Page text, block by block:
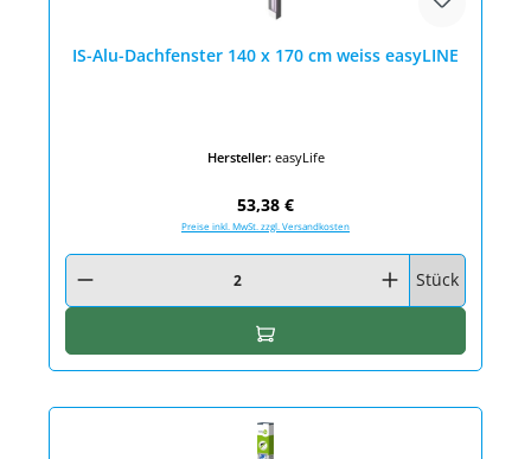
IS-Alu-Dachfenster 140 x 170 cm weiss easyLINE
Hersteller: easyLife
Regulärer Preis:
53,38 €
Preise inkl. MwSt. zzgl. Versandkosten
Produkt Anzahl: Gib den gewünschten Wert ein oder benutze die
Stück
In den Warenkorb